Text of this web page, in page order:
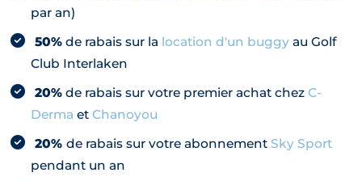
par an)
50% de rabais sur la location d'un buggy au Golf
Club Interlaken
20% de rabais sur votre premier achat chezC-
Derma et Chanoyou
20%de rabais sur votre abonnement Sky Sport
pendant un an